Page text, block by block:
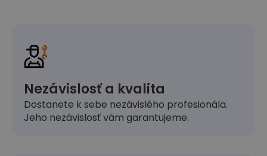
Nezávislosť a kvalita
Dostanete k sebe nezávislého profesionála.
Jeho nezávislosť vám garantujeme.